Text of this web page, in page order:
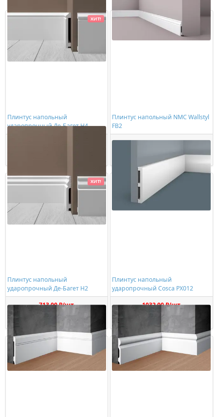
Плинтус напольный
ударопрочный Де-Багет Н4
ХИТ!
Плинтус напольный NMC Wallstyl
FB2
748,00 ₽/шт
Купить
Плинтус напольный
ударопрочный Де-Багет Н2
713,00 ₽/шт
ХИТ!
Плинтус напольный
ударопрочный Cosca PX012
1032,00 ₽/шт